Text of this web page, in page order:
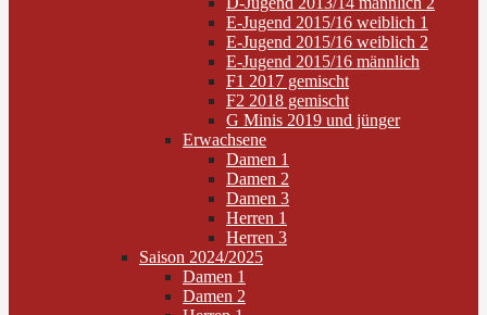
E-Jugend 2015/16 weiblich 1
E-Jugend 2015/16 weiblich 2
E-Jugend 2015/16 männlich
F1 2017 gemischt
F2 2018 gemischt
G Minis 2019 und jünger
Erwachsene
Damen 1
Damen 2
Damen 3
Herren 1
Herren 3
Saison 2024/2025
Damen 1
Damen 2